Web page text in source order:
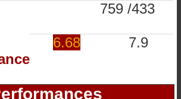
759 /433
6.68 7.9